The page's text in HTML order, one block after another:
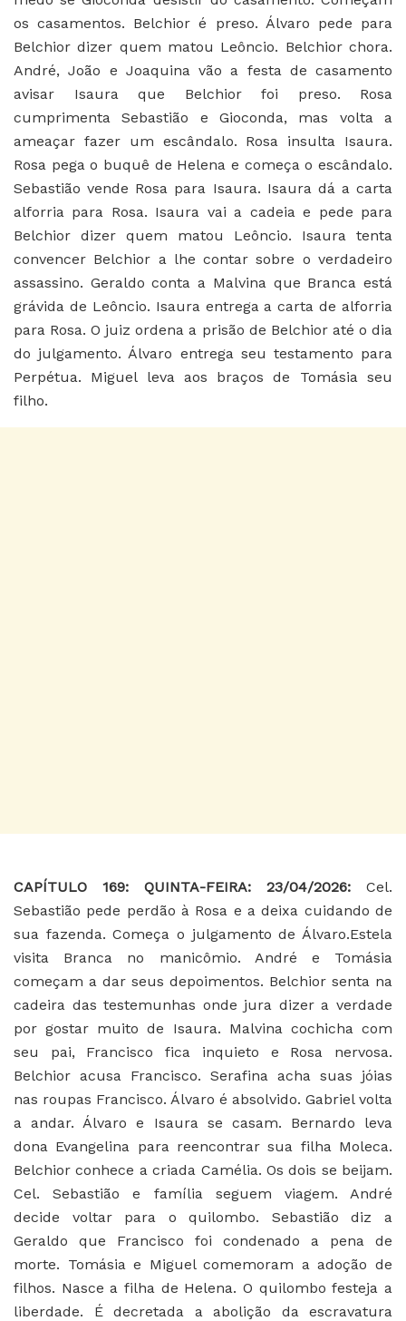
os casamentos. Belchior é preso. Álvaro pede para
Belchior dizer quem matou Leôncio. Belchior chora.
André, João e Joaquina vão a festa de casamento
avisar Isaura que Belchior foi preso. Rosa
cumprimenta Sebastião e Gioconda, mas volta a
ameaçar fazer um escândalo. Rosa insulta Isaura.
Rosa pega o buquê de Helena e começa o escândalo.
Sebastião vende Rosa para Isaura. Isaura dá a carta
alforria para Rosa. Isaura vai a cadeia e pede para
Belchior dizer quem matou Leôncio. Isaura tenta
convencer Belchior a lhe contar sobre o verdadeiro
assassino. Geraldo conta a Malvina que Branca está
grávida de Leôncio. Isaura entrega a carta de alforria
para Rosa. O juiz ordena a prisão de Belchior até o dia
do julgamento. Álvaro entrega seu testamento para
Perpétua. Miguel leva aos braços de Tomásia seu
filho.
CAPÍTULO 169: QUINTA-FEIRA: 23/04/2026: Cel.
Sebastião pede perdão à Rosa e a deixa cuidando de
sua fazenda. Começa o julgamento de Álvaro.Estela
visita Branca no manicômio. André e Tomásia
começam a dar seus depoimentos. Belchior senta na
cadeira das testemunhas onde jura dizer a verdade
por gostar muito de Isaura. Malvina cochicha com
seu pai, Francisco fica inquieto e Rosa nervosa.
Belchior acusa Francisco. Serafina acha suas jóias
nas roupas Francisco. Álvaro é absolvido. Gabriel volta
a andar. Álvaro e Isaura se casam. Bernardo leva
dona Evangelina para reencontrar sua filha Moleca.
Belchior conhece a criada Camélia. Os dois se beijam.
Cel. Sebastião e família seguem viagem. André
decide voltar para o quilombo. Sebastião diz a
Geraldo que Francisco foi condenado a pena de
morte. Tomásia e Miguel comemoram a adoção de
filhos. Nasce a filha de Helena. O quilombo festeja a
liberdade. É decretada a abolição da escravatura